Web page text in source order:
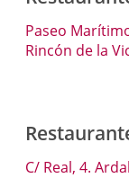
Paseo
Rincón de la
C/ Real, 4.